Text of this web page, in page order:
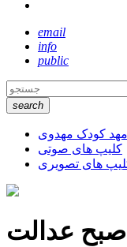
email
info
public
search
مهد کودک مهدوی
کلیپ های صوتی
های تصویری
عدالت